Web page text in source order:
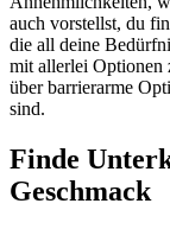
auch vorstellst, du
die all deine
mit allerlei Optionen
über barrierarme
sind.
Finde
Geschmack